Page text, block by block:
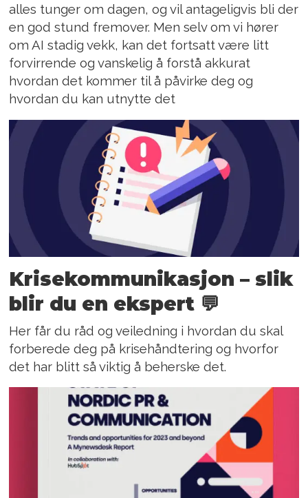
alles tunger om dagen, og vil antageligvis bli der
en god stund fremover. Men selv om vi hører
om AI stadig vekk, kan det fortsatt være litt
forvirrende og vanskelig å forstå akkurat
hvordan det kommer til å påvirke deg og
hvordan du kan utnytte det
Krisekommunikasjon – slik
blir du en ekspert 💬
Her får du råd og veiledning i hvordan du skal
forberede deg på krisehåndtering og hvorfor
det har blitt så viktig å beherske det.